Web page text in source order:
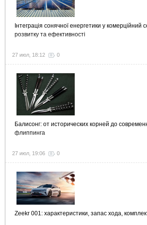
Інтеграція сонячної енергетики у комерційний
розвитку та ефективності
27 июл, 18:12 0
Балисонг: от исторических корней до
флиппинга
27 июл, 19:06 0
Zeekr 001: характеристики, запас хода,